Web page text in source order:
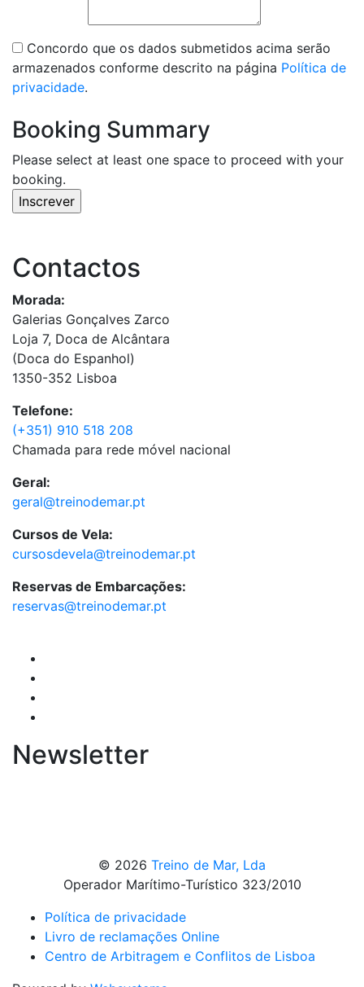
Concordo que os dados submetidos acima serão
armazenados conforme descrito na página Política de
privacidade.
Booking Summary
Please select at least one space to proceed with your
booking.
Contactos
Morada:
Galerias Gonçalves Zarco
Loja 7, Doca de Alcântara
(Doca do Espanhol)
1350-352 Lisboa
Telefone:
(+351) 910 518 208
Chamada para rede móvel nacional
Geral:
geral@treinodemar.pt
Cursos de Vela:
cursosdevela@treinodemar.pt
Reservas de Embarcações:
reservas@treinodemar.pt
Newsletter
© 2026 Treino de Mar, Lda
Operador Marítimo-Turístico 323/2010
Política de privacidade
Livro de reclamações Online
Centro de Arbitragem e Conflitos de Lisboa